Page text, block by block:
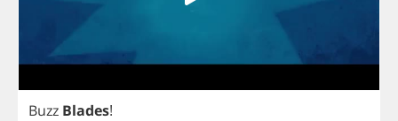
Buzz Blades!